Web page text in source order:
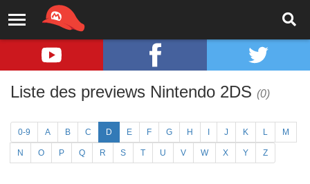
Liste des previews Nintendo 2DS (0)
0-9 A B C D E F G H J K L M
N O P Q R S T U V W X Y Z